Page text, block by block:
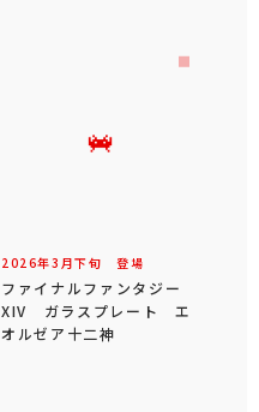
2026年3 月下旬 登場
ファイナルファンタジー
XIV ガラスプレート エ
オルゼア十二神